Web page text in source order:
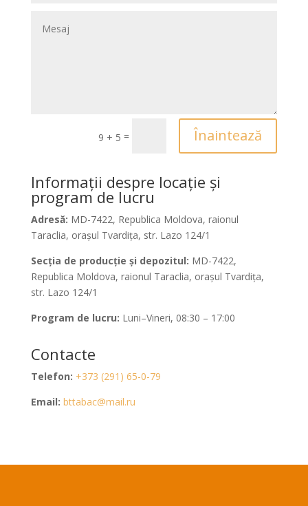
9 + 5 = Înaintează
Informații despre locație și
program de lucru
Adresă: MD-7422, Republica Moldova, raionul
Taraclia, orașul Tvardița, str. Lazo 124/1
Secția de producție și depozitul: MD-7422,
Republica Moldova, raionul Taraclia, orașul Tvardița,
str. Lazo 124/1
Program de lucru: Luni–Vineri, 08:30 – 17:00
Contacte
Telefon: +373 (291) 65-0-79
Email: bttabac@mail.ru